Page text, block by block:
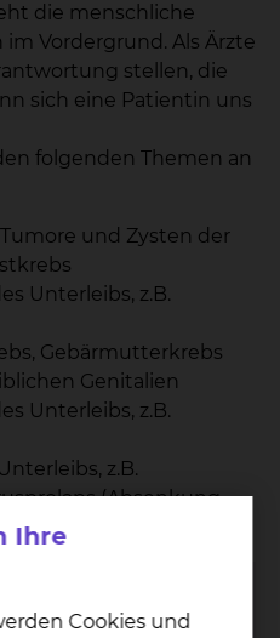
die menschliche
Vordergrund. Als Ärzte
stellen, die
sich eine Patientin uns
folgenden Themen an
und Zysten der
Unterleibs, z.B.
Gebärmutterkrebs
Genitalien
Unterleibs, z.B.
z.B.
(Absenkung
Ihre
Cookies und